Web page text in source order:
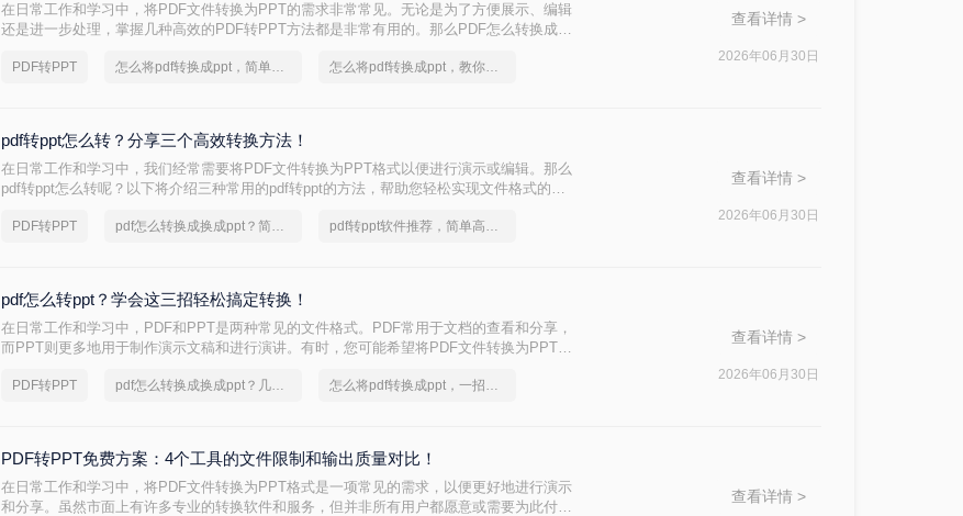
在日常工作和学习中，将PDF文件转换为PPT的需求非常常见。无论是为了方便展示、编辑
还是进一步处理，掌握几种高效的PDF转PPT方法都是非常有用的。那么PDF怎么转换成
PDF转PPT 怎么将pdf转换成ppt，简单方法教你一招 怎么将pdf转换成ppt，教你怎么轻松应对
查看详情 >
2026年06月30日
pdf转ppt怎么转？分享三个高效转换方法！
在日常工作和学习中，我们经常需要将PDF文件转换为PPT格式以便进行演示或编辑。那么
pdf转ppt怎么转呢？以下将介绍三种常用的pdf转ppt的方法，帮助您轻松实现文件格式的转
PDF转PPT pdf怎么转换成换成ppt？简单高效的恢复方法 pdf转ppt软件推荐，简单高效的转换方法
查看详情 >
2026年06月30日
pdf怎么转ppt？学会这三招轻松搞定转换！
在日常工作和学习中，PDF和PPT是两种常见的文件格式。PDF常用于文档的查看和分享，
而PPT则更多地用于制作演示文稿和进行演讲。有时，您可能希望将PDF文件转换为PPT格
的方法：使用专业的PDF转PPT软件、利用在线转换工具，以及手动复制粘贴内容。
PDF转PPT pdf怎么转换成换成ppt？几招轻松搞定 怎么将pdf转换成ppt，一招就能轻松搞定
查看详情 >
2026年06月30日
PDF转PPT免费方案：4个工具的文件限制和输出质量对比！
在日常工作和学习中，将PDF文件转换为PPT格式是一项常见的需求，以便更好地进行演示
和分享。虽然市面上有许多专业的转换软件和服务，但并非所有用户都愿意或需要为此付
查看详情 >